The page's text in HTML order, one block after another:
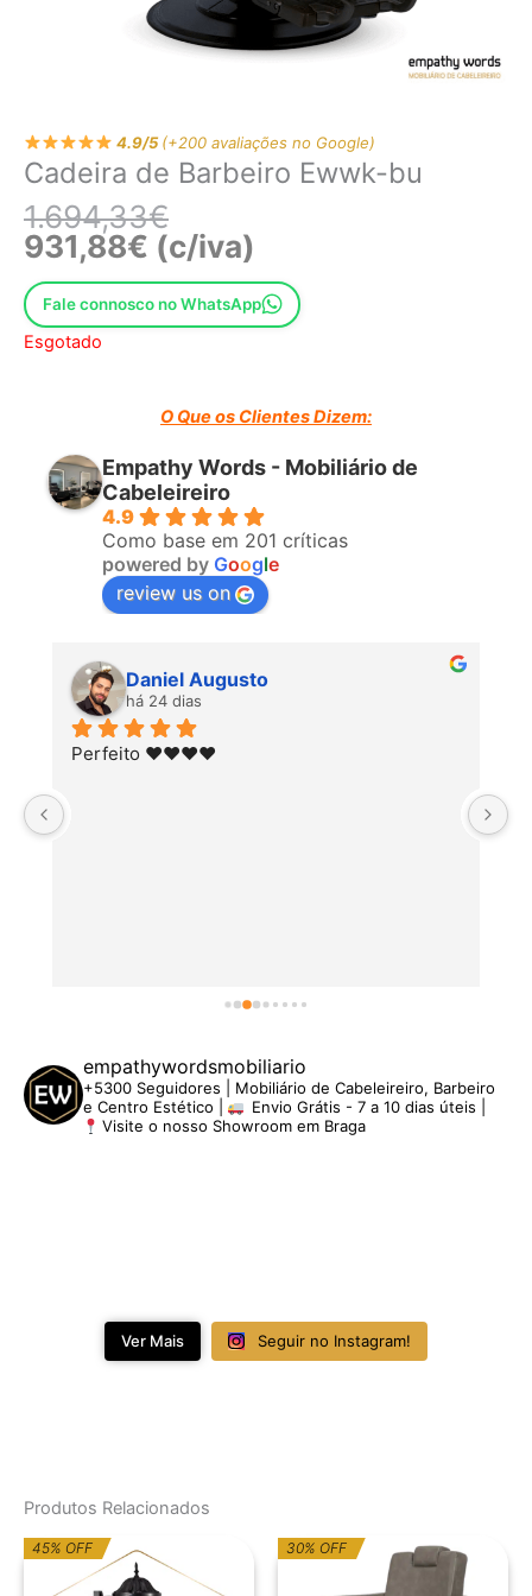
4.9/5(+200 avaliações no Google)
Cadeira de Barbeiro Ewwk-bu
1.694,33€
931,88€ (c/iva)
Fale connosco no WhatsApp
Esgotado
O Que os Clientes Dizem:
Empathy Words - Mobiliário de
Cabeleireiro
4.9
Como base em 201 críticas
powered by Google
review us on
Daniel Augusto
há 24 dias
Perfeito ♥️♥️♥️♥️
empathywordsmobiliario
+5300 Seguidores | Mobiliário de Cabeleireiro, Barbeiro
e Centro Estético |
Envio Grátis - 7 a 10 dias úteis |
Visite o nosso Showroom em Braga
Ver Mais Seguir no Instagram!
Produtos Relacionados
45% OFF
O
preço
original
O
preço
atual
30% OFF
O
preço
original
O
preço